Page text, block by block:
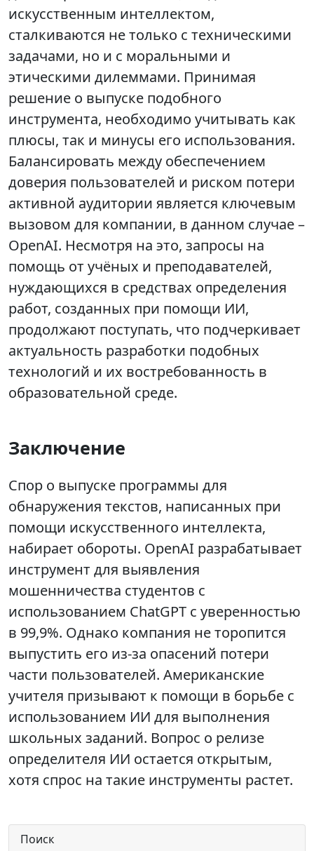
искусственным интеллектом,
сталкиваются не только с техническими
задачами, но и с моральными и
этическими дилеммами. Принимая
решение о выпуске подобного
инструмента, необходимо учитывать как
плюсы, так и минусы его использования.
Балансировать между обеспечением
доверия пользователей и риском потери
активной аудитории является ключевым
вызовом для компании, в данном случае –
OpenAI. Несмотря на это, запросы на
помощь от учёных и преподавателей,
нуждающихся в средствах определения
работ, созданных при помощи ИИ,
продолжают поступать, что подчеркивает
актуальность разработки подобных
технологий и их востребованность в
образовательной среде.
Заключение
Спор о выпуске программы для
обнаружения текстов, написанных при
помощи искусственного интеллекта,
набирает обороты. OpenAI разрабатывает
инструмент для выявления
мошенничества студентов с
использованием ChatGPT с уверенностью
в 99,9%. Однако компания не торопится
выпустить его из-за опасений потери
части пользователей. Американские
учителя призывают к помощи в борьбе с
использованием ИИ для выполнения
школьных заданий. Вопрос о релизе
определителя ИИ остается открытым,
хотя спрос на такие инструменты растет.
Поиск